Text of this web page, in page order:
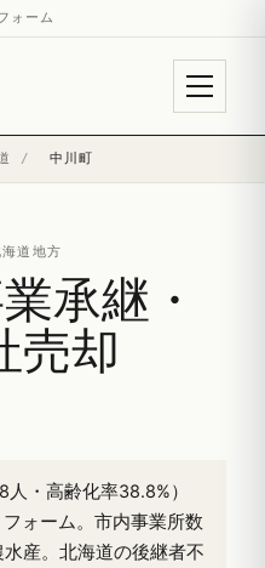
ォーム
/ 中川町
道地方
承継・
売却
・高齢化率38.8%）
ォーム。市内事業所数
産。北海道の後継者不